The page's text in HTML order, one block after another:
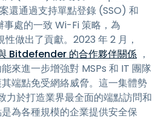
還通過支持單點登錄 (SSO) 和
處的一致 Wi-Fi 策略，為
做出了貢獻。2023 年 2 月，
Bitdefender 的合作夥伴關係 ，
來進一步增強對 MSPs 和 IT 團隊
端點免受網絡威脅。這一集體勢
於打造業界最全面的端點訪問和
為各種規模的企業提供安全保